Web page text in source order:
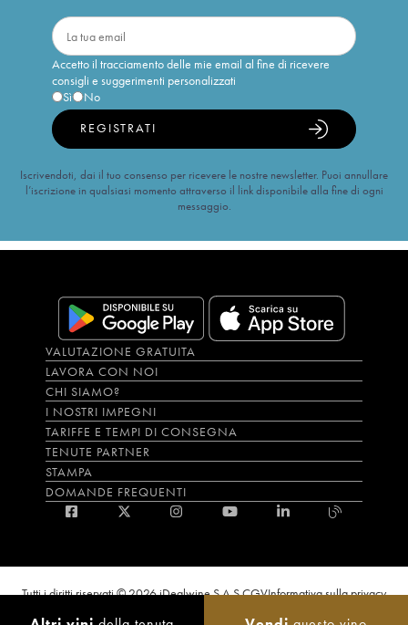
Accetto il tracciamento delle mie email al fine di ricevere
consigli e suggerimenti personalizzati
Sì
No
REGISTRATI
Iscrivendoti, dai il tuo consenso per ricevere le nostre newsletter. Puoi annullare
l’iscrizione in qualsiasi momento attraverso il link disponibile alla fine di ogni
messaggio.
VALUTAZIONE GRATUITA
LAVORA CON NOI
CHI SIAMO?
I NOSTRI IMPEGNI
TARIFFE E TEMPI DI CONSEGNA
TENUTE PARTNER
STAMPA
DOMANDE FREQUENTI
Tutti i diritti riservati © 2026 iDealwine S.A.S.CGVInformativa sulla privacy